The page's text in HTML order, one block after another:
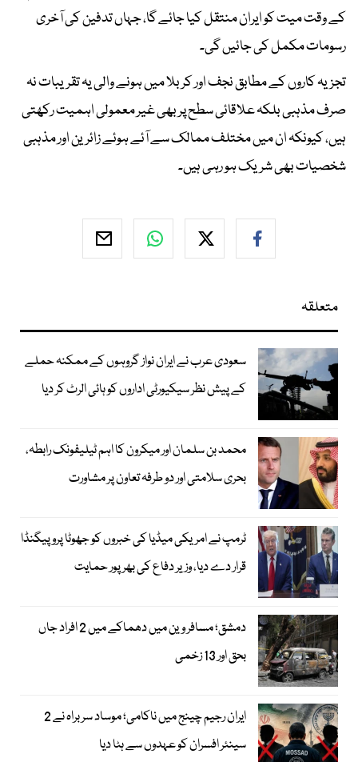
کے وقت میت کو ایران منتقل کیا جائے گا، جہاں تدفین کی آخری
رسومات مکمل کی جائیں گی۔
تجزیہ کاروں کے مطابق نجف اور کربلا میں ہونے والی یہ تقریبات نہ
صرف مذہبی بلکہ علاقائی سطح پر بھی غیر معمولی اہمیت رکھتی
ہیں، کیونکہ ان میں مختلف ممالک سے آئے ہوئے زائرین اور مذہبی
شخصیات بھی شریک ہو رہی ہیں۔
متعلقہ
سعودی عرب نے ایران نواز گروہوں کے ممکنہ حملے
کے پیش نظر سیکیورٹی اداروں کو ہائی الرٹ کر دیا
محمد بن سلمان اور میکرون کا اہم ٹیلیفونک رابطہ،
بحری سلامتی اور دو طرفہ تعاون پر مشاورت
ٹرمپ نے امریکی میڈیا کی خبروں کو جھوٹا پروپیگنڈا
قرار دے دیا، وزیر دفاع کی بھرپور حمایت
دمشق؛ مسافر وین میں دھماکے میں 2 افراد جاں
بحق اور 13 زخمی
ایران رجیم چینج میں ناکامی؛ موساد سربراہ نے 2
سینئر افسران کو عہدوں سے ہٹا دیا